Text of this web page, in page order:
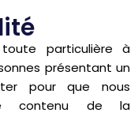
particulière à
présentant un
pour que nous
contenu de la